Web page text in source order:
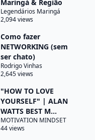
Maringá & Região
Legendários Maringá
2,094 views
Como fazer
NETWORKING (sem
ser chato)
Rodrigo Vinhas
2,645 views
"HOW TO LOVE
YOURSELF" | ALAN
WATTS BEST M...
MOTIVATION MINDSET
44 views